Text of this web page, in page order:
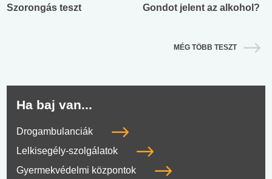
Szorongás teszt Gondot jelent az alkohol?
MÉG TÖBB TESZT
Ha baj van...
Drogambulanciák
Lelkisegély-szolgálatok
Gyermekvédelmi központok